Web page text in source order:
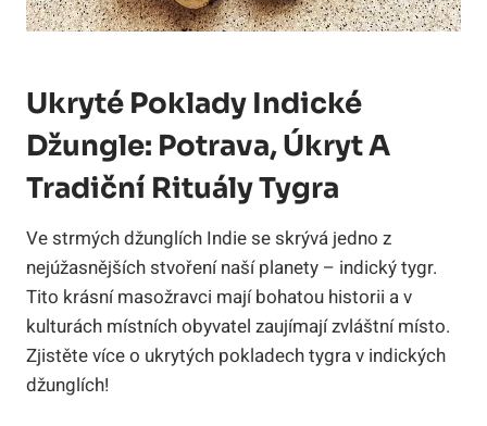
Ukryté Poklady Indické
Džungle: Potrava, Úkryt A
Tradiční Rituály Tygra
Ve strmých džunglích Indie se skrývá jedno z
nejúžasnějších stvoření naší planety – indický tygr.
Tito krásní masožravci mají bohatou historii a v
kulturách místních obyvatel zaujímají zvláštní místo.
Zjistěte více o ukrytých pokladech tygra v indických
džunglích!